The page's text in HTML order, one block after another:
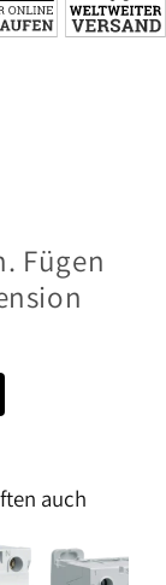
Fügen
auch